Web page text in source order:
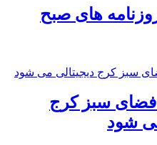
های صبح
سبز کرج
شود